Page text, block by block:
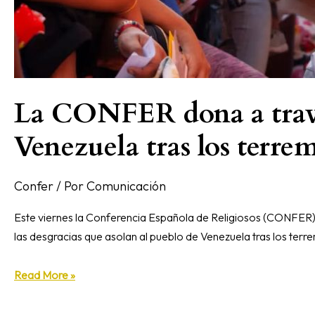
La CONFER dona a
Venezuela tras los
Confer / PorComunicación
Este viernes la Conferencia Española de Religiosos
las desgracias que asolan al pueblo de Venezuela tras los
Read More »